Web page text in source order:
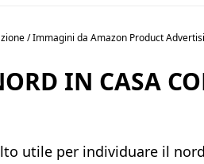
/ Immagini da Amazon Product
IN CASA
utile per individuare il